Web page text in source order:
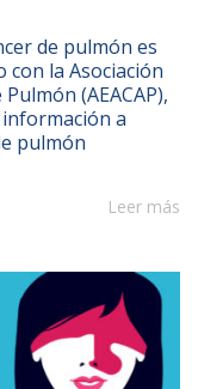
de pulmón es
la Asociación
(AEACAP),
a
pulmón
Leer más